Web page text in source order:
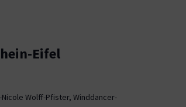
Eifel
Wolff-Pfister, Winddancer-